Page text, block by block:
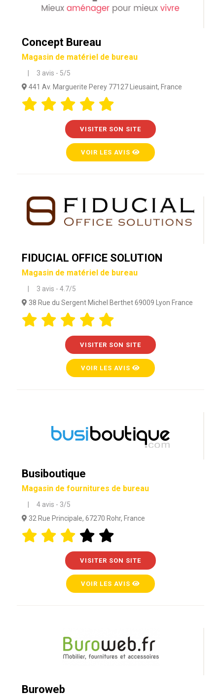
Concept Bureau
Magasin de matériel de bureau
| 3 avis - 5/5
441 Av. Marguerite Perey 77127 Lieusaint, France
VISITER SON SITE
VOIR LES AVIS
FIDUCIAL OFFICE SOLUTION
Magasin de matériel de bureau
| 3 avis - 4.7/5
38 Rue du Sergent Michel Berthet 69009 Lyon France
VISITER SON SITE
VOIR LES AVIS
Busiboutique
Magasin de fournitures de bureau
| 4 avis - 3/5
32 Rue Principale, 67270 Rohr, France
VISITER SON SITE
VOIR LES AVIS
Buroweb